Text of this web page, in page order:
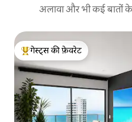
अलावा और भी कई बातों के
गेस्ट्स का टॉप फ़ेवरेट
गेस्ट्स की फ़ेवरेट